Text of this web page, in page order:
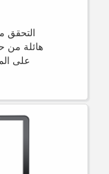
التحقق
هائلة من
على